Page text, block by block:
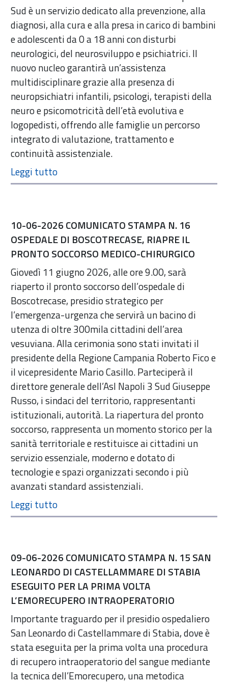
Sud è un servizio dedicato alla prevenzione, alla
diagnosi, alla cura e alla presa in carico di bambini
e adolescenti da 0 a 18 anni con disturbi
neurologici, del neurosviluppo e psichiatrici. Il
nuovo nucleo garantirà un’assistenza
multidisciplinare grazie alla presenza di
neuropsichiatri infantili, psicologi, terapisti della
neuro e psicomotricità dell’età evolutiva e
logopedisti, offrendo alle famiglie un percorso
integrato di valutazione, trattamento e
continuità assistenziale.
10-06-2026 COMUNICATO STAMPA N. 16
OSPEDALE DI BOSCOTRECASE, RIAPRE IL
PRONTO SOCCORSO MEDICO-CHIRURGICO
Giovedì 11 giugno 2026, alle ore 9.00, sarà
riaperto il pronto soccorso dell’ospedale di
Boscotrecase, presidio strategico per
l’emergenza-urgenza che servirà un bacino di
utenza di oltre 300mila cittadini dell’area
vesuviana. Alla cerimonia sono stati invitati il
presidente della Regione Campania Roberto Fico e
il vicepresidente Mario Casillo. Parteciperà il
direttore generale dell’Asl Napoli 3 Sud Giuseppe
Russo, i sindaci del territorio, rappresentanti
istituzionali, autorità. La riapertura del pronto
soccorso, rappresenta un momento storico per la
sanità territoriale e restituisce ai cittadini un
servizio essenziale, moderno e dotato di
tecnologie e spazi organizzati secondo i più
avanzati standard assistenziali.
09-06-2026 COMUNICATO STAMPA N. 15 SAN
LEONARDO DI CASTELLAMMARE DI STABIA
ESEGUITO PER LA PRIMA VOLTA
L’EMORECUPERO INTRAOPERATORIO
Importante traguardo per il presidio ospedaliero
San Leonardo di Castellammare di Stabia, dove è
stata eseguita per la prima volta una procedura
di recupero intraoperatorio del sangue mediante
la tecnica dell’Emorecupero, una metodica